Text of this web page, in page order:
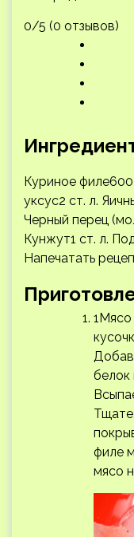
0/5 (0 отзывов)
Куриное
уксус2 ст. л.
Черный перец
Кунжут1 ст. л.
Напечатать
1Мясо
белок
филе
мясо